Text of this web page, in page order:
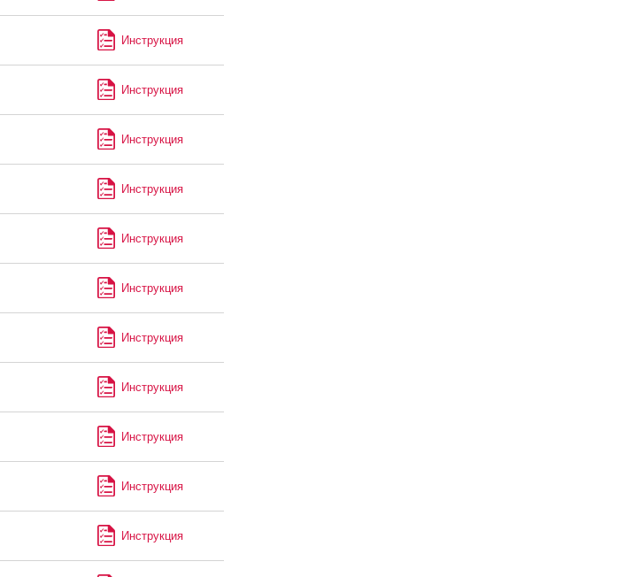
Инструкция
Инструкция
Инструкция
Инструкция
Инструкция
Инструкция
Инструкция
Инструкция
Инструкция
Инструкция
Инструкция